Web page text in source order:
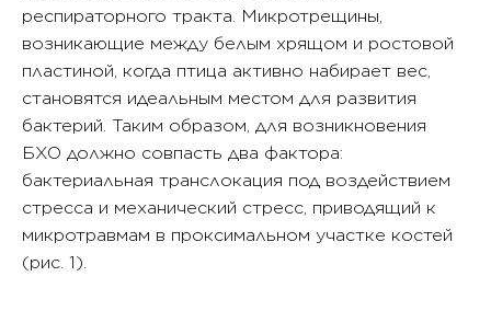
респираторного тракта. Микротрещины,
возникающие между белым хрящом и ростовой
пластиной, когда птица активно набирает вес,
становятся идеальным местом для развития
бактерий. Таким образом, для возникновения
БХО должно совпасть два фактора:
бактериальная транслокация под воздействием
стресса и механический стресс, приводящий к
микротравмам в проксимальном участке костей
(рис. 1).